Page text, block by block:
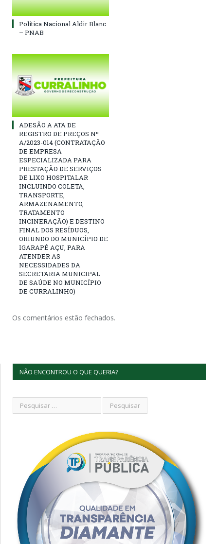
Política Nacional Aldir Blanc
– PNAB
ADESÃO A ATA DE
REGISTRO DE PREÇOS Nº
A/2023-014 (CONTRATAÇÃO
DE EMPRESA
ESPECIALIZADA PARA
PRESTAÇÃO DE SERVIÇOS
DE LIXO HOSPITALAR
INCLUINDO COLETA,
TRANSPORTE,
ARMAZENAMENTO,
TRATAMENTO
INCINERAÇÃO) E DESTINO
FINAL DOS RESÍDUOS,
ORIUNDO DO MUNICÍPIO DE
IGARAPÉ AÇU, PARA
ATENDER AS
NECESSIDADES DA
SECRETARIA MUNICIPAL
DE SAÚDE NO MUNICÍPIO
DE CURRALINHO)
Os comentários estão fechados.
NÃO ENCONTROU O QUE QUERIA?